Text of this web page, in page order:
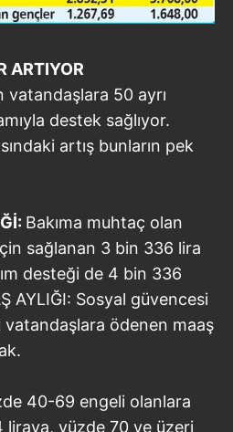
ARTIYOR
vatandaşlara 50 ayrı
destek sağlıyor.
artış bunların pek
Bakıma muhtaç olan
sağlanan 3 bin 336 lira
desteği de 4 bin 336
AYLIĞI: Sosyal güvencesi
ödenen maaş
40-69 engeli olanlara
liraya, yüzde 70 ve üzeri